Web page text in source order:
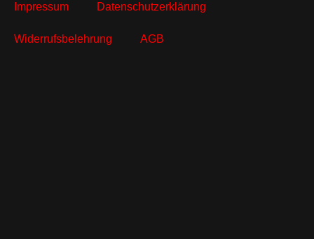
Impressum Datenschutzerklärung
Widerrufsbelehrung AGB